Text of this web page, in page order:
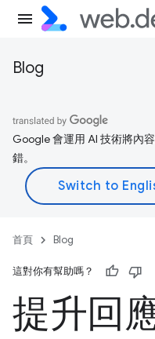
Blog
Google 會運用 AI 技術將內
錯。
首頁 Blog
這對你有幫助嗎？
提升回